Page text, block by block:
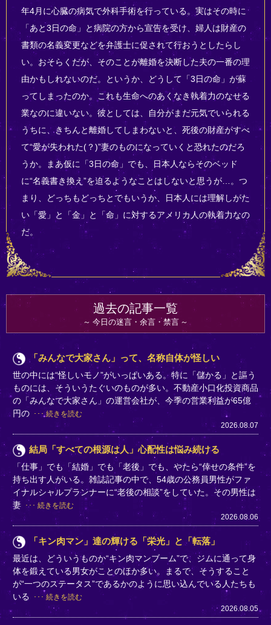
年4月に心臓の病気で外科手術を行っている。実はその時に
「あと3日の命」と病院の方から宣告を受け、婦人は財産の
書類の名義変更などを弁護士に促されて行おうとしたらし
い。おそらくだが、そのことが離婚を決断した夫の一番の理
由かもしれないのだ。というか、どうして「3日の命」が蘇
ってしまったのか。これも生命へのあくなき執着力のなせる
業なのに違いない。彼としては、自分がまだ元気でいられる
うちに、きちんと離婚してしまわないと、死後の財産がすべ
て“愛が失われた(？)”妻のものになっていくと恐れたのだろ
うか。まあ仮に「3日の命」でも、日本人ならそのベッド
に“名義書き換え”を迫るようなことはしないと思うが…。つ
まり、どっちもどっちとでもいうか、日本人には理解しがた
い「愛」と「金」と「命」に対するアメリカ人の執着力なの
だ。
過去の記事一覧
今日の迷言・余言・禁言
「みんなで大家さん」って、名称自体が怪しい
世の中には“怪しいモノ”がいっぱいある。特に「儲かる」と謳う
ものには、そういうたぐいのものが多い。不動産小口化投資商品
の「みんなで大家さん」の運営会社が、今季の営業利益が65億
円の
続きを読む
2026.08.07
結局「すべての根源は人」心配性は悩み続ける
「仕事」でも「結婚」でも「老後」でも、やたら“倖せの条件”を
持ち出す人がいる。雑誌記事の中で、54歳の公務員男性がファ
イナルシャルプランナーに“老後の相談”をしていた。その男性は
妻
続きを読む
2026.08.06
「キン肉マン」達の輝ける「栄光」と「転落」
最近は、どういうものか“キン肉マンブーム”で、ジムに通って身
体を鍛えている男女がことのほか多い。まるで、そうすること
が“一つのステータス”であるかのように思い込んでいる人たちも
いる
続きを読む
2026.08.05